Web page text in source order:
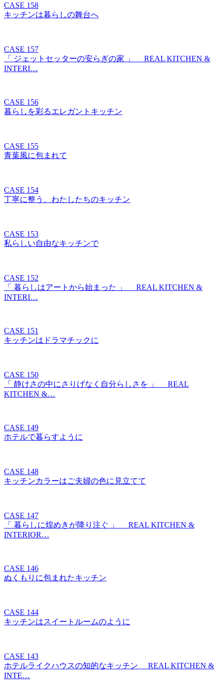
CASE 158
キッチンは暮らしの舞台へ
CASE 157
「 ジェットセッターの安らぎの家 」 REAL KITCHEN &
INTERI…
CASE 156
暮らしを彩るエレガントキッチン
CASE 155
青葉風に包まれて
CASE 154
丁寧に整う、わたしたちのキッチン
CASE 153
私らしい自由なキッチンで
CASE 152
「 暮らしはアートから始まった 」 REAL KITCHEN &
INTERI…
CASE 151
キッチンはドラマチックに
CASE 150
「 静けさの中にさりげなく自分らしさを 」 REAL
KITCHEN &…
CASE 149
ホテルで暮らすように
CASE 148
キッチンカラーはご夫婦の色に見立てて
CASE 147
「 暮らしに煌めきが降り注ぐ 」 REAL KITCHEN &
INTERIOR…
CASE 146
ぬくもりに包まれたキッチン
CASE 144
キッチンはスイートルームのように
CASE 143
ホテルライクハウスの知的なキッチン REAL KITCHEN &
INTE…